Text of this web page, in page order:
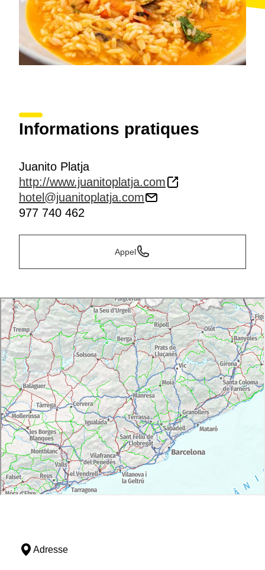
Informations pratiques
Juanito Platja
http://www.juanitoplatja.com
hotel@juanitoplatja.com
977 740 462
Appel
Adresse